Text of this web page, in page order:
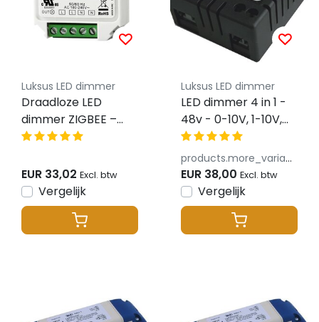
Luksus LED dimmer
Draadloze LED
dimmer ZIGBEE –
t.b.v. FASE LED
AANBIEDING –
ZIGBEE9109
EUR 33,02 Excl. btw
Vergelijk
Luksus LED dimmer
LED dimmer 4 in 1 -
48v - 0-10V, 1-10V,
Dali, Push Dim -
Instelbaar
products.more_variants_available
EUR 38,00 Excl. btw
Vergelijk